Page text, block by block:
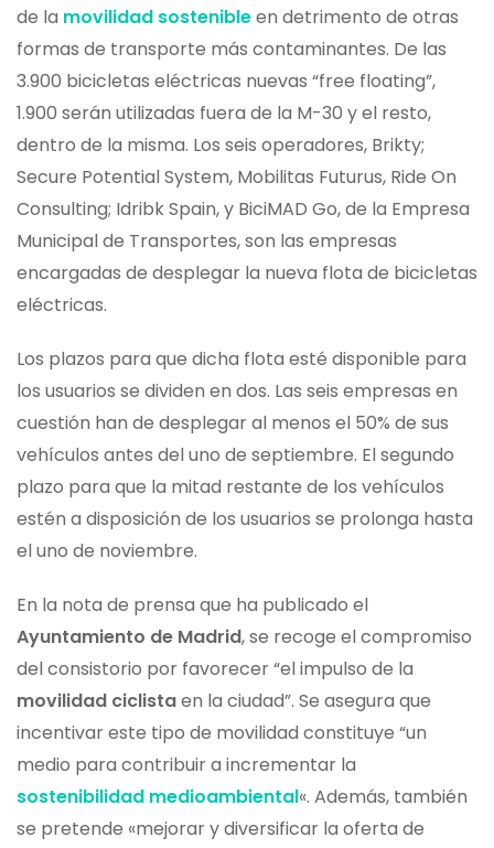
de la movilidad sostenibleen detrimento de otras
formas de transporte más contaminantes. De las
3.900 bicicletas eléctricas nuevas “free floating”,
1.900 serán utilizadas fuera de la M-30 y el resto,
dentro de la misma. Los seis operadores, Brikty;
Secure Potential System, Mobilitas Futurus, Ride On
Consulting; Idribk Spain, y BiciMAD Go, de la Empresa
Municipal de Transportes, son las empresas
encargadas de desplegar la nueva flota de bicicletas
eléctricas.
Los plazos para que dicha flota esté disponible para
los usuarios se dividen en dos. Las seis empresas en
cuestión han de desplegar al menos el 50% de sus
vehículos antes del uno de septiembre. El segundo
plazo para que la mitad restante de los vehículos
estén a disposición de los usuarios se prolonga hasta
el uno de noviembre.
En la nota de prensa que ha publicado el
Ayuntamiento de Madrid, se recoge el compromiso
del consistorio por favorecer “el impulso de la
movilidad ciclistaen la ciudad”. Se asegura que
incentivar este tipo de movilidad constituye “un
medio para contribuir a incrementar la
sostenibilidad medioambiental«. Además, también
se pretende «mejorar y diversificar la oferta de